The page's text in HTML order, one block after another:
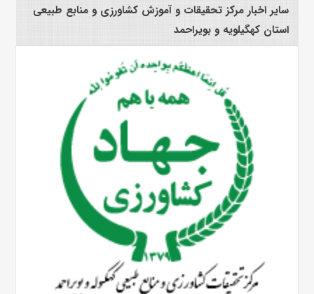
سایر اخبار مرکز تحقیقات و آموزش کشاورزی و منابع طبیعی
استان کهگیلویه و بویراحمد